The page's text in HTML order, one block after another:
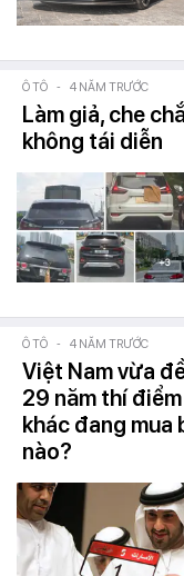
Ô TÔ - 4 NĂM TRƯỚC
Làm giả, che
không tái diễn
Ô TÔ - 4 NĂM TRƯỚC
Việt Nam vừa
29 năm thí
khác đang mua
nào?